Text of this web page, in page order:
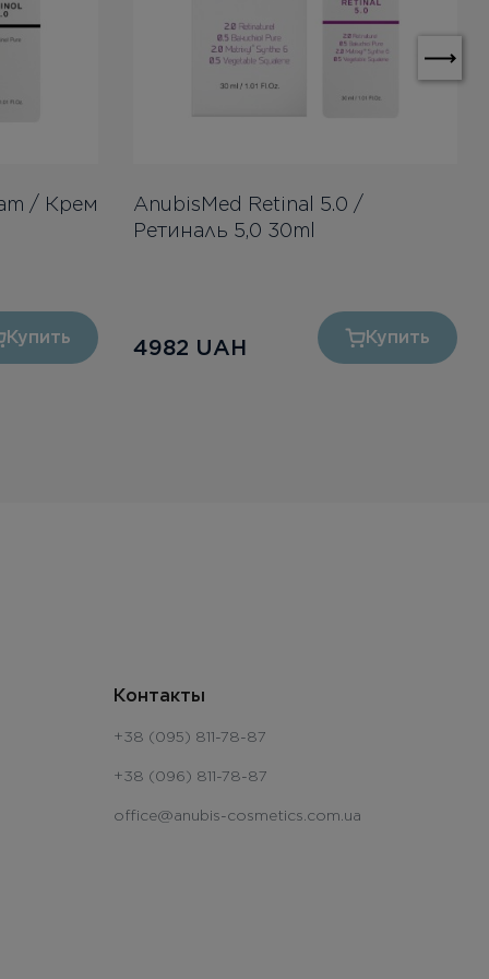
/ Крем
Купить
AnubisMed Retinal 5.0 /
Ретиналь 5,0 30ml
4982 UAH Купить
Контакты
+38 (095) 811-78-87
+38 (096) 811-78-87
office@anubis-cosmetics.com.ua